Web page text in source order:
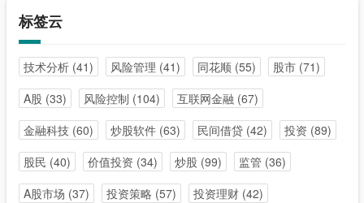
标签云
技术分析(41) 风险管理 (41) 同花顺(55) 股市(71)
A股 (33) 风险控制 (104) 互联网金融 (67)
金融科技(60) 炒股软件(63) 民间借贷(42) 投资 (89)
股民 (40) 价值投资 (34) 炒股 (99) 监管 (36)
A股市场 (37) 投资策略 (57) 投资理财(42)